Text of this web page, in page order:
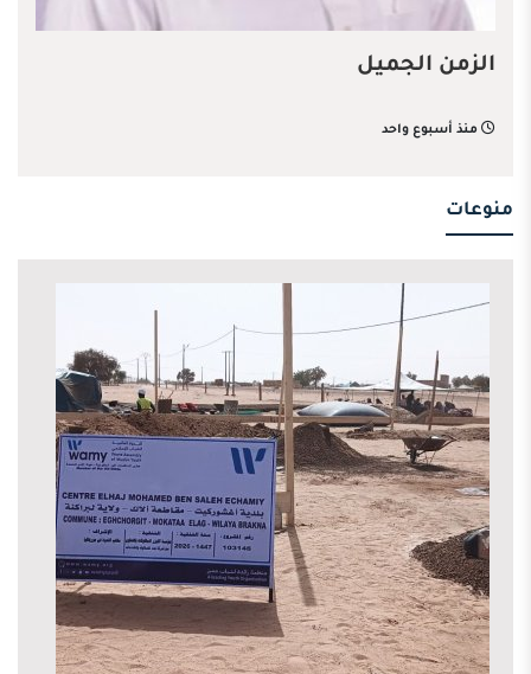
الزمن الجميل
منذ أسبوع واحد
منوعات